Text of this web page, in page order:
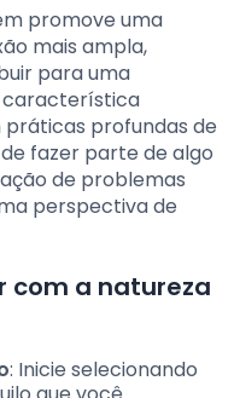
promove uma
mais ampla,
para uma
característica
profundas de
fazer parte de algo
de problemas
perspectiva de
com a natureza
: Inicie selecionando